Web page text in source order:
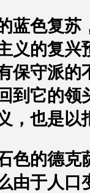
蓝色复苏
义的复兴
保守派的
到它的领
，也是以
色的德克
由于人口